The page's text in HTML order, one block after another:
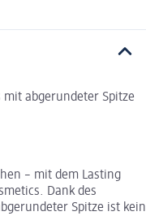
abgerundeter Spitze
– mit dem Lasting
Dank des
Spitze ist kein